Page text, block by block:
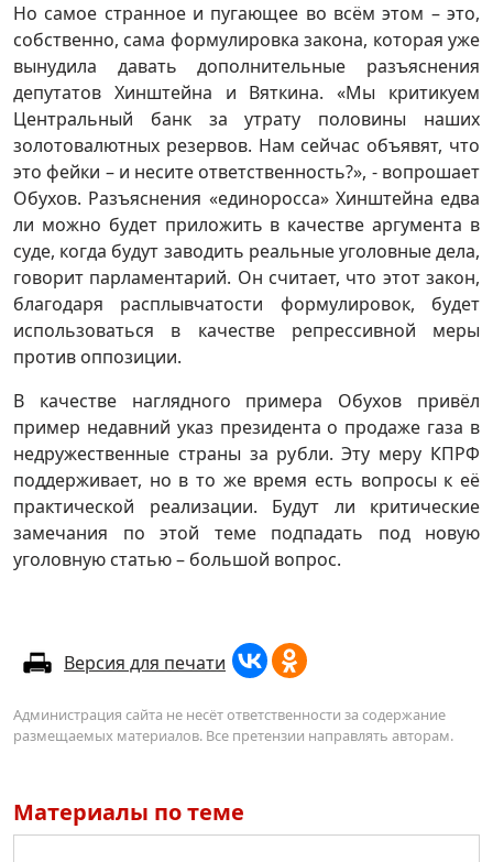
Но самое странное и пугающее во всём этом – это,
собственно, сама формулировка закона, которая уже
вынудила давать дополнительные разъяснения
депутатов Хинштейна и Вяткина. «Мы критикуем
Центральный банк за утрату половины наших
золотовалютных резервов. Нам сейчас объявят, что
это фейки – и несите ответственность?», - вопрошает
Обухов. Разъяснения «единоросса» Хинштейна едва
ли можно будет приложить в качестве аргумента в
суде, когда будут заводить реальные уголовные дела,
говорит парламентарий. Он считает, что этот закон,
благодаря расплывчатости формулировок, будет
использоваться в качестве репрессивной меры
против оппозиции.
В качестве наглядного примера Обухов привёл
пример недавний указ президента о продаже газа в
недружественные страны за рубли. Эту меру КПРФ
поддерживает, но в то же время есть вопросы к её
практической реализации. Будут ли критические
замечания по этой теме подпадать под новую
уголовную статью – большой вопрос.
Версия для печати
Администрация сайта не несёт ответственности за содержание
размещаемых материалов. Все претензии направлять авторам.
Материалы по теме